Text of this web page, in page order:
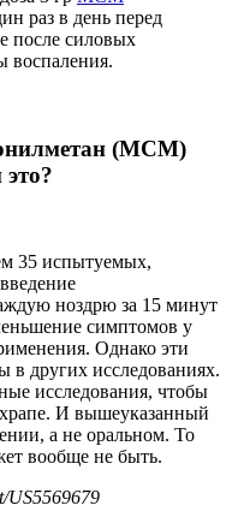
раз в день перед
после силовых
воспаления.
(МСМ)
35 испытуемых,
ноздрю за 15 минут
симптомов у
Однако эти
в других исследованиях.
исследования, чтобы
И вышеуказанный
а не оральном. То
вообще не быть.
US5569679